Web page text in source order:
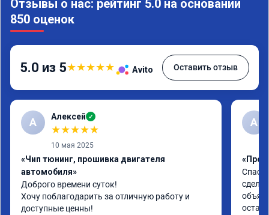
Отзывы о нас: рейтинг 5.0 на основании
850 оценок
5.0 из 5★★★★★ Avito Оставить отзыв
А Алексей ✓
★★★★★
10 мая 2025
«Чип тюнинг, прошивка двигателя
автомобиля»
Доброго времени суток!
Хочу поблагодарить за отличную работу и
доступные ценны!
А